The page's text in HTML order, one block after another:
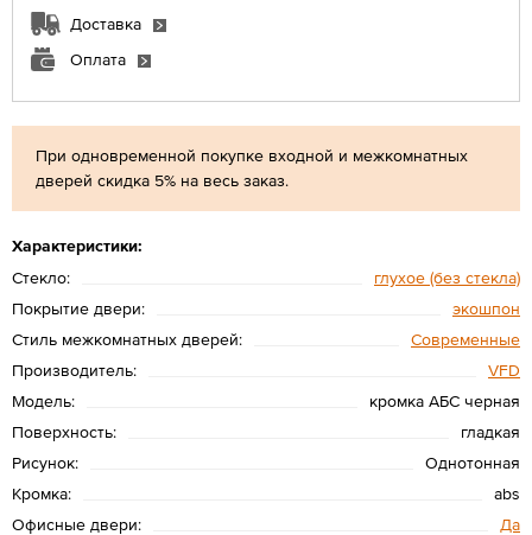
При одновременной покупке входной и межкомнатных
дверей скидка 5% на весь заказ.
Характеристики:
Стекло:
глухое (без стекла)
Покрытие двери:
экошпон
Стиль межкомнатных дверей:
Современные
Производитель:
VFD
Модель:
кромка АБС черная
Поверхность:
гладкая
Рисунок:
Однотонная
Кромка:
abs
Офисные двери:
Да
Доставка
Оплата